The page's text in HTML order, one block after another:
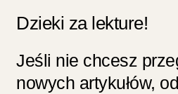
Dzieki za lekture!
Jeśli nie chcesz
nowych artykułów,